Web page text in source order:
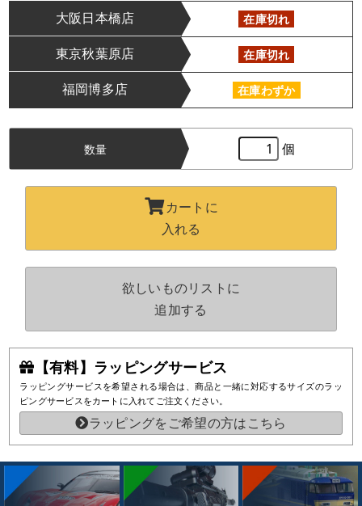
大阪日本橋店 在庫切れ
東京秋葉原店 在庫切れ
福岡博多店 在庫わずか
【有料】ラッピングサービス
ラッピングサービスを希望される場合は、商品と一緒に対応するサイズのラッ
ピングサービスをカートに入れてご注文ください。
ラッピングをご希望の方はこちら
数量 個
カートに
入れる
欲しいものリストに
追加する